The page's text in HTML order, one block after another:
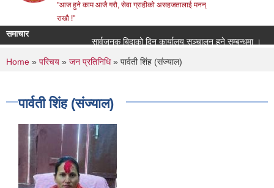
"आज हुने काम आजै गरौ, सेवा ग्राहीको असहजतालाई मनन्
राखौ !"
समाचार
सार्वजनुक बिदाको दिन कार्यालय सञ्चालन हुने सम्बन्धमा ।
You are here
Home » परिचय » जन प्रतिनिधि» पार्वती शिंह (संज्याल)
पार्वती शिंह (संज्याल)